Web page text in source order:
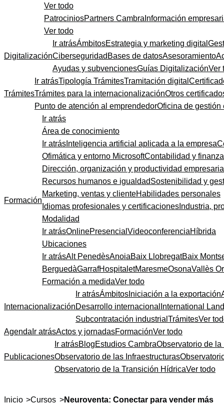
Ver todo
PatrociniosPartners Cambra Información
Ver todo
Digitalización
Ir atrásÁmbitosEstrategia y marketing digital
Ciberseguridad Bases de datosAsesoramiento
Ayudas y subvencionesGuías DigitalizaciónVer
Trámites
Ir atrásTipología TrámitesTramitación digital
Trámites para la internacionalizaciónOtros
Punto de atención al emprendedorOficina de gestión
Formación
Ir atrás
Área de conocimiento
Ir atrás Inteligencia artificial aplicada a la empresa
Ofimática y entorno MicrosoftContabilidad y
Dirección, organización y productividad
Recursos humanos e igualdadSostenibilidad y
Marketing, ventas y clienteHabilidades personales
Idiomas profesionales y certificaciones Industria,
Modalidad
Ir atrásOnlinePresencial VideoconferenciaHíbrida
Ubicaciones
Ir atrásAlt PenedèsAnoiaBaix LlobregatBaix
BerguedàGarrafHospitaletMaresmeOsonaVallès
Formación a medidaVer todo
Internacionalización
Ir atrásÁmbitos Iniciación a la exportación
Desarrollo internacional International
Subcontratación industrial TrámitesVer
Agenda Ir atrásActos y jornadasFormaciónVer todo
Publicaciones
Ir atrásBlogEstudios CambraObservatorio de la
Observatorio de las Infraestructuras
Observatorio de la Transición HídricaVer todo
Inicio >Cursos >Neuroventa: Conectar para vender más